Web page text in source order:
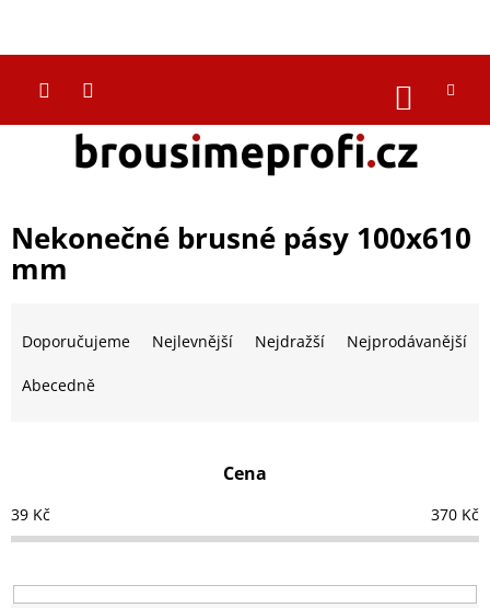
obsah
KOŠÍK
Nekonečné brusné pásy 100x610
mm
e
o
d
k
Doporučujeme Nejlevnější Nejdražší Nejprodávanější
Abecedně
Cena
39 Kč 370 Kč